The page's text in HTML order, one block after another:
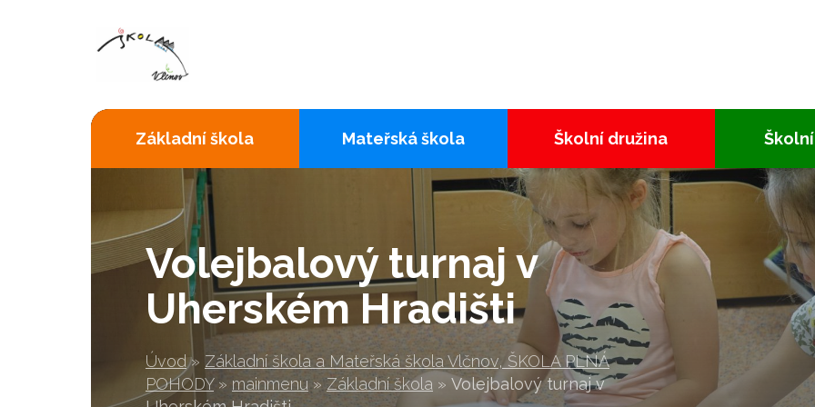
Volejbalový turnaj v
Uherském Hradišti
Úvod » Základní škola a Mateřská škola Vlčnov, ŠKOLA PLNÁ
POHODY » mainmenu » Základní škola » Volejbalový turnaj v
Základní škola Mateřská škola Školní družina